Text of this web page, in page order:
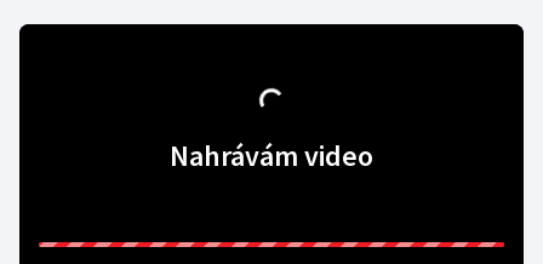
Nahrávám video